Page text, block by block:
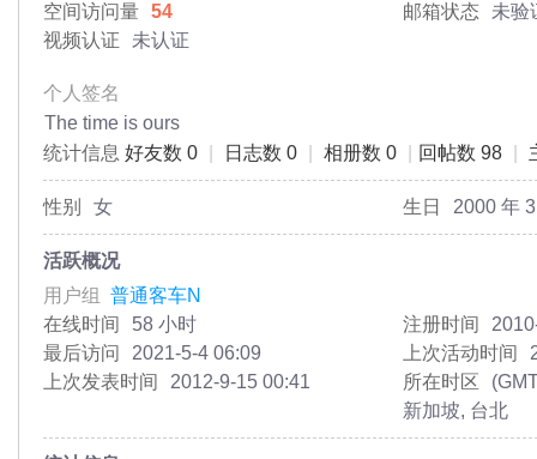
空间访问量 54 邮箱状态
未验
视频认证
未认证
个人签名
The time is ours
统计信息 好友数 0 日志数 0 相册数 0 回帖数 98
性别 女 生日 2000 年
活跃概况
用户组 普通客车N
在线时间
58 小时 注册时间
最后访问
2021-5-4 06:09 上次活动时间
上次发表时间
2012-9-15 00:41 所在时区
新加坡, 台北